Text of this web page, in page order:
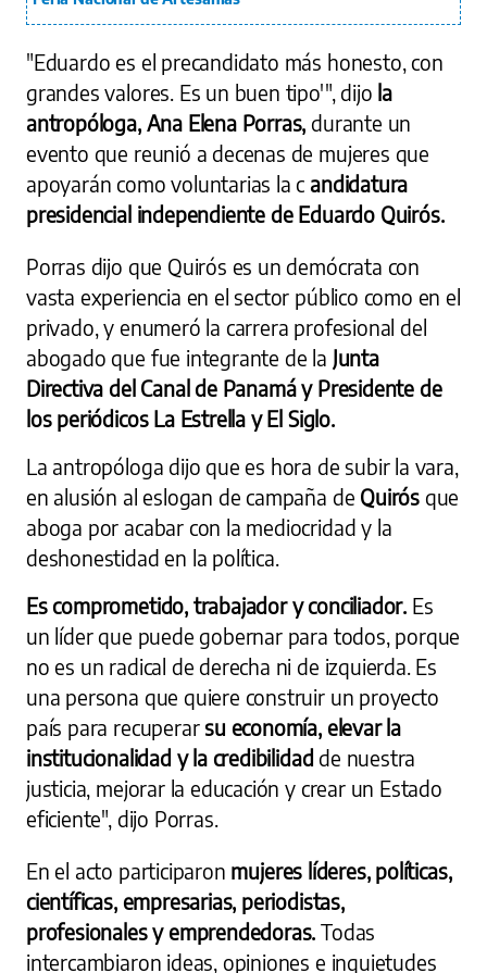
"Eduardo es el precandidato más honesto, con
grandes valores. Es un buen tipo'", dijo la
antropóloga, Ana Elena Porras, durante un
evento que reunió a decenas de mujeres que
apoyarán como voluntarias la c andidatura
presidencial independiente de Eduardo Quirós.
Porras dijo que Quirós es un demócrata con
vasta experiencia en el sector público como en el
privado, y enumeró la carrera profesional del
abogado que fue integrante de la Junta
Directiva del Canal de Panamá y Presidente de
los periódicos La Estrella y El Siglo.
La antropóloga dijo que es hora de subir la vara,
en alusión al eslogan de campaña de Quirós que
aboga por acabar con la mediocridad y la
deshonestidad en la política.
Es comprometido, trabajador y conciliador. Es
un líder que puede gobernar para todos, porque
no es un radical de derecha ni de izquierda. Es
una persona que quiere construir un proyecto
país para recuperarsu economía, elevar la
institucionalidad y la credibilidad de nuestra
justicia, mejorar la educación y crear un Estado
eficiente", dijo Porras.
En el acto participaron mujeres líderes, políticas,
científicas, empresarias, periodistas,
profesionales y emprendedoras.Todas
intercambiaron ideas, opiniones e inquietudes